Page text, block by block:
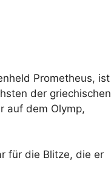
Prometheus, ist
der griechischen
auf dem Olymp,
für die Blitze, die er